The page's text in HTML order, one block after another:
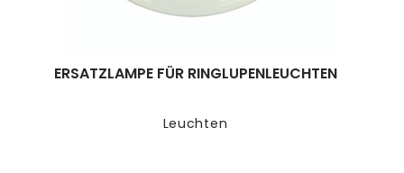
Leuchten
ERSATZLAMPE FÜR RINGLUPENLEUCHTEN